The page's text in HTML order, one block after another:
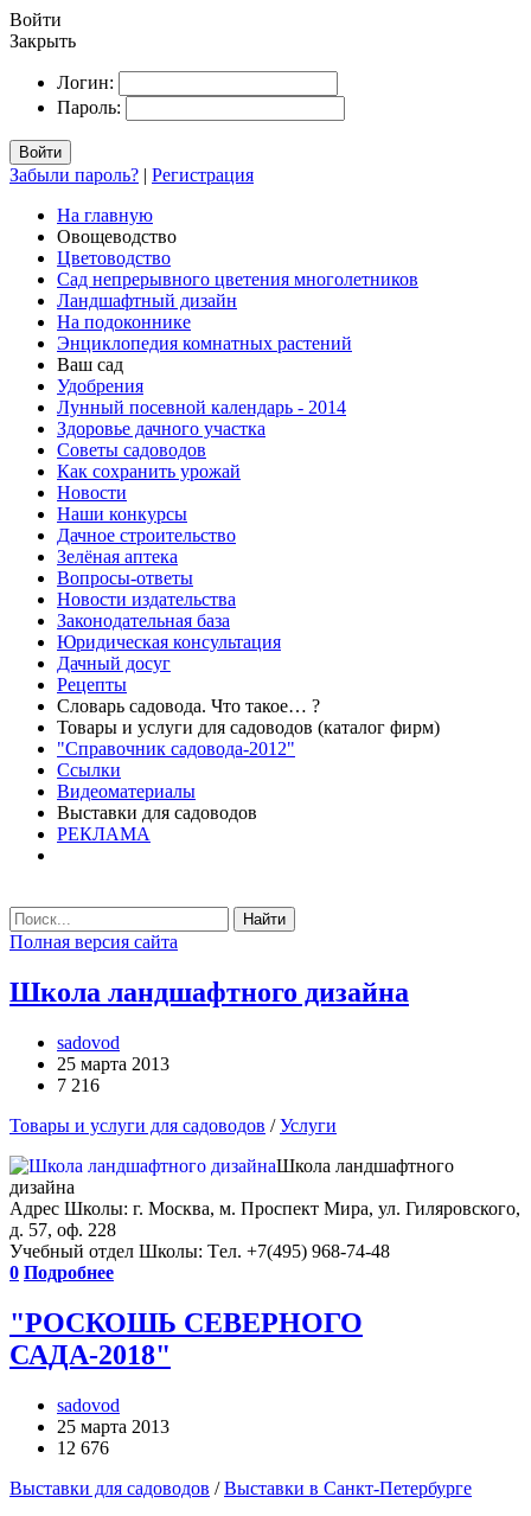
Войти
Закрыть
Логин:
Пароль:
Войти
Забыли пароль? | Регистрация
На главную
Овощеводство
Цветоводство
Сад непрерывного цветения многолетников
Ландшафтный дизайн
На подоконнике
Энциклопедия комнатных растений
Ваш сад
Удобрения
Лунный посевной календарь - 2014
Здоровье дачного участка
Советы садоводов
Как сохранить урожай
Новости
Наши конкурсы
Дачное строительство
Зелёная аптека
Вопросы-ответы
Новости издательства
Законодательная база
Юридическая консультация
Дачный досуг
Рецепты
Словарь садовода. Что такое… ?
Товары и услуги для садоводов (каталог фирм)
"Справочник садовода-2012"
Ссылки
Видеоматериалы
Выставки для садоводов
РЕКЛАМА
Найти
Полная версия сайта
Школа ландшафтного дизайна
sadovod
25 марта 2013
7 216
Товары и услуги для садоводов /Услуги
Школа ландшафтного
дизайна
Адрес Школы: г. Москва, м. Проспект Мира, ул. Гиляровского,
д. 57, оф. 228
Учебный отдел Школы: Tел. +7(495) 968-74-48
0 Подробнее
"РОСКОШЬ СЕВЕРНОГО
САДА-2018"
sadovod
25 марта 2013
12 676
Выставки для садоводов /Выставки в Санкт-Петербурге